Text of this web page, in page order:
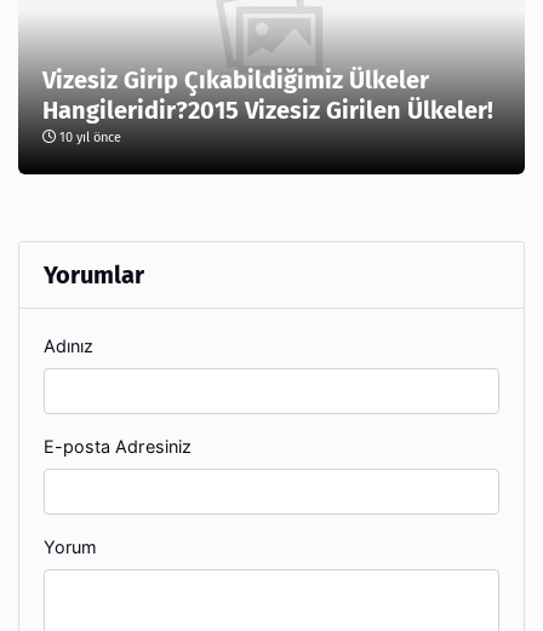
Vizesiz Girip Çıkabildiğimiz Ülkeler
Hangileridir?2015 Vizesiz Girilen Ülkeler!
10 yıl önce
Yorumlar
Adınız
E-posta Adresiniz
Yorum